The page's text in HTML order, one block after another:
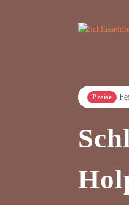
Preise